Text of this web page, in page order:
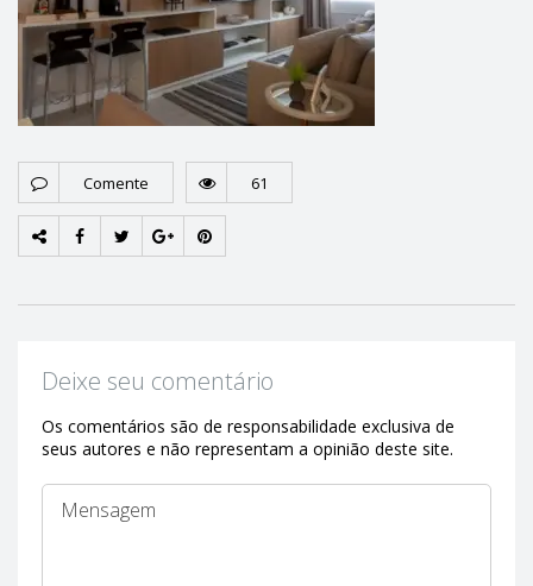
Comente 61
Deixe seu comentário
Os comentários são de responsabilidade exclusiva de
seus autores e não representam a opinião deste site.